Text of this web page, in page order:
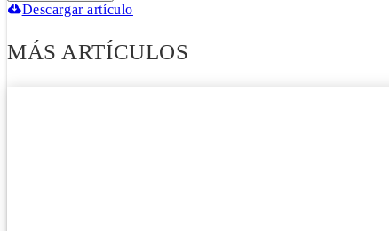
Descargar artículo
MÁS ARTÍCULOS